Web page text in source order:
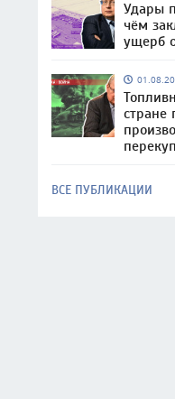
Удары
чём
ущерб
стране
ВСЕ ПУБЛИКАЦИИ